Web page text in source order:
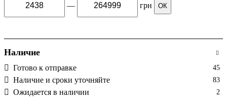
— грн ОК
Наличие
Готово к отправке 45
Наличие и сроки уточняйте 83
Ожидается в наличии 2